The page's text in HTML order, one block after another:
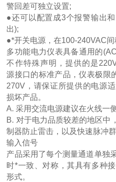
警回差可独立设置;
●还可以配置成3个报警输出
出);
●*开关电源，在100-240VAC间
多功能电力仪表具备通用的
不作特殊声明，提供的是
源接口的标准产品，仪表极限
270V，请保证所提供的电源
损坏产品。
A. 采用交流电源建议在火线一
B. 对于电力品质较差的地区中
制器防止雷击，以及快速脉冲群
输入信号
产品采用了每个测量通道单独
时*一致、对称，其具有多种
形式。